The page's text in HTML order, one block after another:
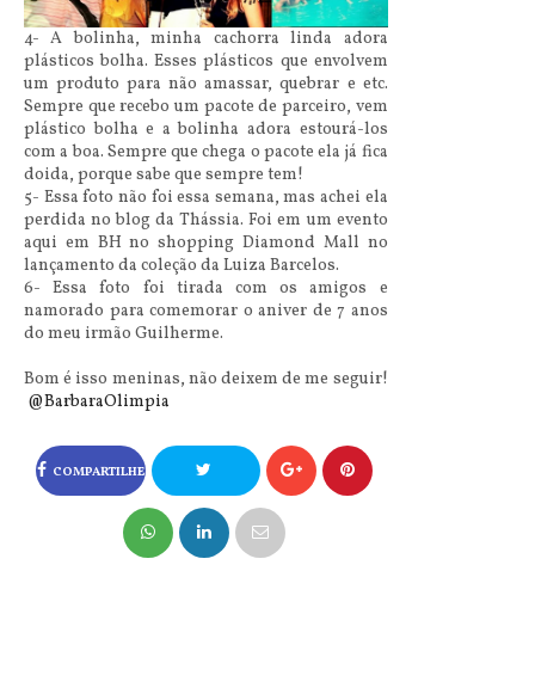
4- A bolinha, minha cachorra linda adora
plásticos bolha. Esses plásticos que envolvem
um produto para não amassar, quebrar e etc.
Sempre que recebo um pacote de parceiro, vem
plástico bolha e a bolinha adora estourá-los
com a boa. Sempre que chega o pacote ela já fica
doida, porque sabe que sempre tem!
5- Essa foto não foi essa semana, mas achei ela
perdida no blog da Thássia. Foi em um evento
aqui em BH no shopping Diamond Mall no
lançamento da coleção da Luiza Barcelos.
6- Essa foto foi tirada com os amigos e
namorado para comemorar o aniver de 7 anos
do meu irmão Guilherme.
Bom é isso meninas, não deixem de me seguir!
@BarbaraOlimpia
COMPARTILHE
NO FACEBOOK COMPARTILHE